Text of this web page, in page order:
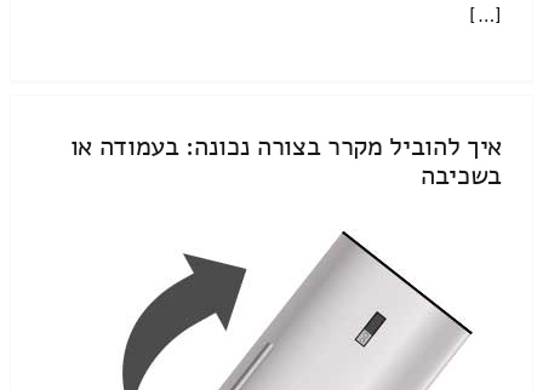
[…]
איך להוביל מקרר בצורה נכונה: בעמודה או
בשכיבה